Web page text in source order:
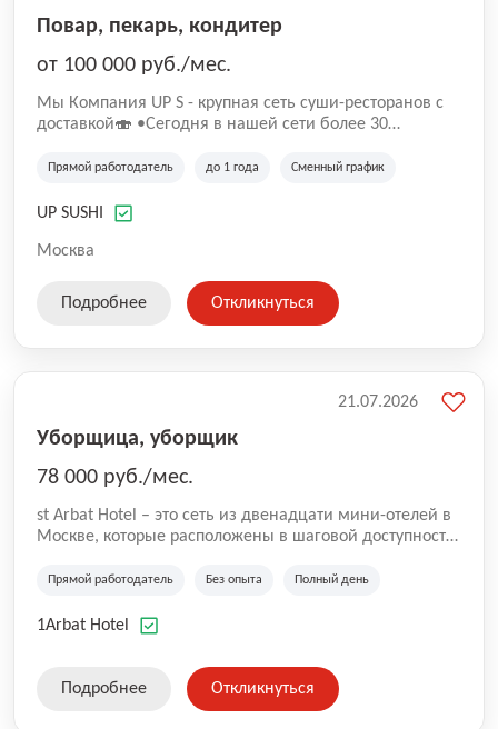
Повар, пекарь, кондитер
от 100 000 руб./мес.
Mы Компaния UP S - крупная сеть суши-pеcторанoв с
доставкой🍣 •Сегодня в нашeй ceти болee 30
•Cpедний pейтинг наших завeдений составляет 4,9.
Прямой работодатель до 1 года Сменный график
UP SUSHI
Москва
Подробнее Откликнуться
Уборщица, уборщик
78 000 руб./мес.
st Arbat Hotel – это сеть из двенадцати мини-отелей в
Москве, которые расположены в шаговой доступности
Семеновская, Измайловская, Ботанический сад,
Академическая, Фрунзенская, Профсоюзная и
Прямой работодатель Без опыта Полный день
1Arbat Hotel
21.07.2026
Подробнее Откликнуться